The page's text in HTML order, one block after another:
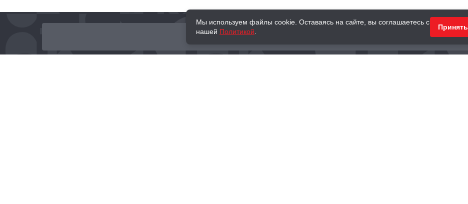
КНИГИ ПОДАРКИ
Мы используем файлы cookie. Оставаясь на сайте, вы соглашаетесь с
нашей Политикой
Принять